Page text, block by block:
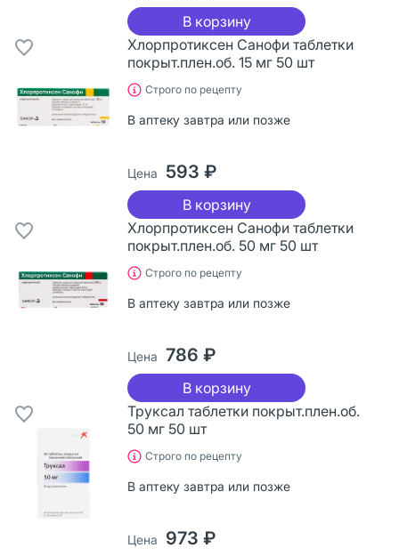
В корзину
Хлорпротиксен Санофи таблетки
покрыт.плен.об. 15 мг 50 шт
Строго по рецепту
В аптеку завтра или позже
Цена 593 ₽
В корзину
Хлорпротиксен Санофи таблетки
покрыт.плен.об. 50 мг 50 шт
Строго по рецепту
В аптеку завтра или позже
Цена 786 ₽
В корзину
Труксал таблетки покрыт.плен.об.
50 мг 50 шт
Строго по рецепту
В аптеку завтра или позже
Цена 973 ₽